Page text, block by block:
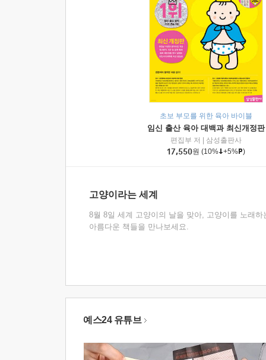
초보 부모를 위한 육아 바이블
임신 출산 육아 대백과 최신개정판
편집부 저
삼성출판사
17,550원 (10% +5% )
고양이라는 세계
8월 8일 세계 고양이의 날을 맞아, 고양이를 노래하
아름다운 책들을 만나보세요.
예스24 유튜브